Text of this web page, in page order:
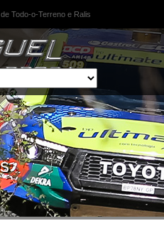
Todo-o-Terreno e Ralis